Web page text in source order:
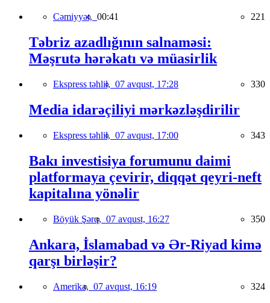
Cəmiyyət, 00:41 221
Təbriz azadlığının salnaməsi:
Məşrutə hərəkatı və müasirlik
Ekspress təhlil, 07 avqust, 17:28 330
Media idarəçiliyi mərkəzləşdirilir
Ekspress təhlil, 07 avqust, 17:00 343
Bakı investisiya forumunu daimi
platformaya çevirir, diqqət qeyri-neft
kapitalına yönəlir
Böyük Şərq, 07 avqust, 16:27 350
Ankara, İslamabad və Ər-Riyad kimə
qarşı birləşir?
Amerika, 07 avqust, 16:19 324